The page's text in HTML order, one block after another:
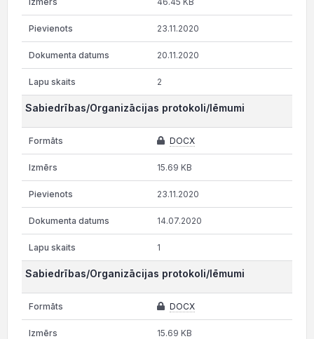
23.11.2020
20.11.2020
2
Sabiedrības/Organizācijas protokoli/lēmumi
DOCX
15.69 KB
23.11.2020
14.07.2020
1
Sabiedrības/Organizācijas protokoli/lēmumi
DOCX
15.69 KB